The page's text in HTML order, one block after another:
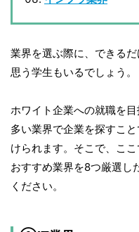
業界を選ぶ際に、できる
思う学生もいるでしょう。
ホワイト企業への就職を
多い業界で企業を探すこ
けられます。そこで、こ
おすすめ業界を8つ厳選し
ください。